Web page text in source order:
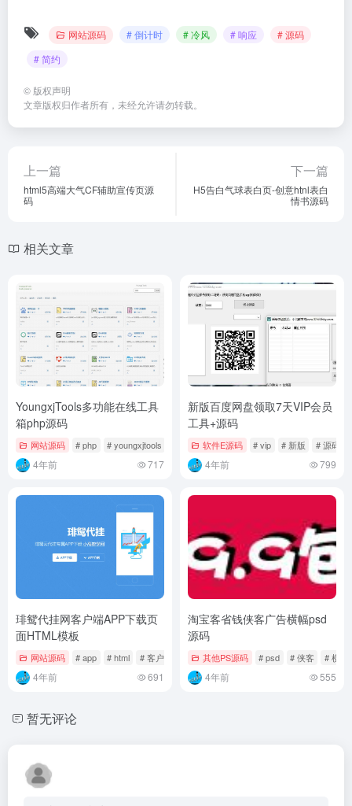
网站源码 # 倒计时 # 冷风 # 响应
# 源码
# 简约
© 版权声明
文章版权归作者所有，未经允许请勿转载。
上一篇
html5高端大气CF辅助宣传页源
码
下一篇
H5告白气球表白页-创意htnl表白
情书源码
相关文章
YoungxjTools多功能在线工具
箱php源码
网站源码 # php # youngxjtools # 多功能
4年前 717
新版百度网盘领取7天VIP会员
工具+源码
软件E源码 # vip # 新版 # 源码
4年前 799
琲鸳代挂网客户端APP下载页
面HTML模板
网站源码 # app # html # 客户端
4年前 691
淘宝客省钱侠客广告横幅psd
源码
其他PS源码 # psd # 侠客 # 横幅
4年前 555
暂无评论